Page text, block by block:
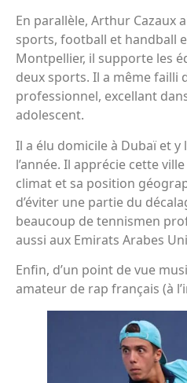
En parallèle, Arthur Cazaux
sports, football et handball
Montpellier, il supporte les
deux sports. Il a même failli
professionnel, excellant
adolescent.
Il a élu domicile à Dubaï et
l’année. Il apprécie cette
climat et sa position
d’éviter une partie du
beaucoup de tennismen
aussi aux Emirats Arabes
Enfin, d’un point de vue
amateur de rap français (à